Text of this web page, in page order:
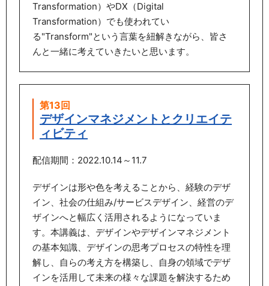
Transformation）やDX（Digital
Transformation）でも使われてい
る"Transform"という言葉を紐解きながら、皆さ
んと一緒に考えていきたいと思います。
第13回
デザインマネジメントとクリエイテ
ィビティ
配信期間：2022.10.14～11.7
デザインは形や色を考えることから、経験のデザ
イン、社会の仕組み/サービスデザイン、経営のデ
ザインへと幅広く活用されるようになっていま
す。本講義は、デザインやデザインマネジメント
の基本知識、デザインの思考プロセスの特性を理
解し、自らの考え方を構築し、自身の領域でデザ
インを活用して未来の様々な課題を解決するため